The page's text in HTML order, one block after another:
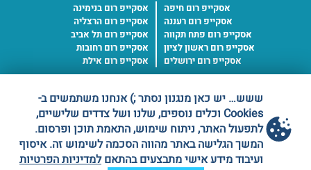
אסקייפ רום חיפה
אסקייפ רום בנימינה
אסקייפ רום רעננה
אסקייפ רום הרצליה
אסקייפ רום פתח תקווה
אסקייפ רום תל אביב
אסקייפ רום ראשון לציון
אסקייפ רום רחובות
אסקייפ רום ירושלים
אסקייפ רום אילת
ספק מורשה
משרד הבטחון
מס' ספק 11016227
ששש… יש כאן מנגנון נסתר ;) אנחנו משתמשים ב-
Cookies וכלים נוספים, שלנו ושל צדדים שלישיים,
לתפעול האתר, ניתוח שימוש, התאמת תוכן ופרסום.
המשך הגלישה באתר מהווה הסכמה לשימוש זה. איסוף
ועיבוד מידע אישי מתבצעים בהתאםלמדיניות הפרטיות